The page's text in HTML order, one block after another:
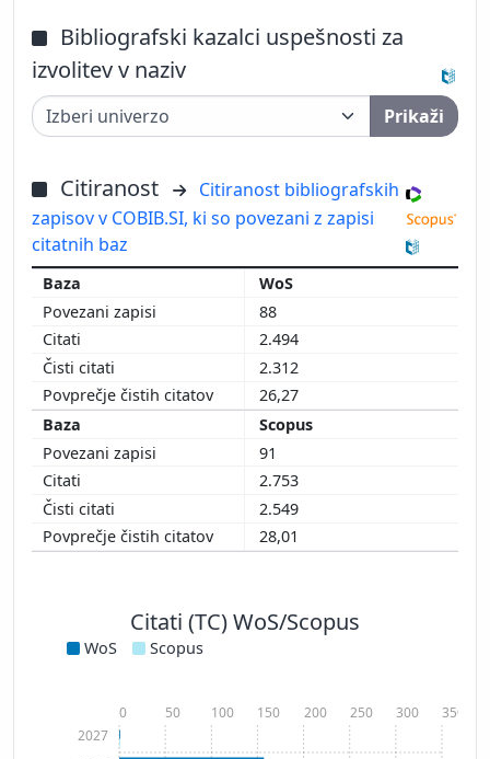
Bibliografski kazalci uspešnosti za
izvolitev v naziv
Prikaži
Citiranost
Citiranost bibliografskih
zapisov v COBIB.SI, ki so povezani z zapisi
citatnih baz
WoS
88
2.494
2.312
26,27
Scopus
91
2.753
2.549
28,01
Citati (TC) WoS/Scopus
WoS Scopus
2027
0 50 100 150 200 250 300 350